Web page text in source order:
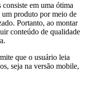
em uma ótima
um produto por meio de
Portanto, ao montar
conteúdo de qualidade
que o usuário leia
seja na versão mobile,